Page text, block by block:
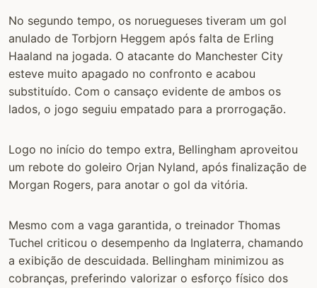
No segundo tempo, os noruegueses tiveram um gol
anulado de Torbjorn Heggem após falta de Erling
Haaland na jogada. O atacante do Manchester City
esteve muito apagado no confronto e acabou
substituído. Com o cansaço evidente de ambos os
lados, o jogo seguiu empatado para a prorrogação.
Logo no início do tempo extra, Bellingham aproveitou
um rebote do goleiro Orjan Nyland, após finalização de
Morgan Rogers, para anotar o gol da vitória.
Mesmo com a vaga garantida, o treinador Thomas
Tuchel criticou o desempenho da Inglaterra, chamando
a exibição de descuidada. Bellingham minimizou as
cobranças, preferindo valorizar o esforço físico dos